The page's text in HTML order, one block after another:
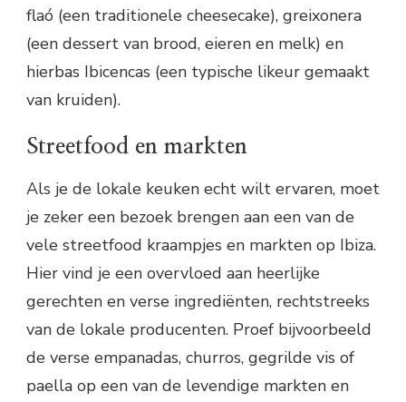
flaó (een traditionele cheesecake), greixonera
(een dessert van brood, eieren en melk) en
hierbas Ibicencas (een typische likeur gemaakt
van kruiden).
Streetfood en markten
Als je de lokale keuken echt wilt ervaren, moet
je zeker een bezoek brengen aan een van de
vele streetfood kraampjes en markten op Ibiza.
Hier vind je een overvloed aan heerlijke
gerechten en verse ingrediënten, rechtstreeks
van de lokale producenten. Proef bijvoorbeeld
de verse empanadas, churros, gegrilde vis of
paella op een van de levendige markten en